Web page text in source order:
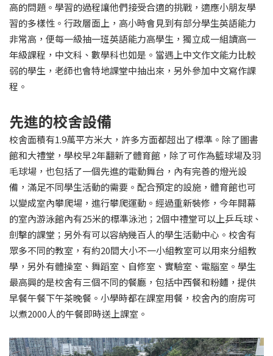
高的問題。學習的過程讓他們接受合適的挑戰，適應小朋友學
習的多樣性。行政層面上，高小時會見到有部分學生英語能力
非常高，便每一級抽一班英語能力高學生，獨立成一組讀高一
年級課程，中文科、數學科也如是。當遇上中文作文能力比較
弱的學生，老師也會特地課堂中抽出來，另外參加中文寫作課
程。
先進的校舍設備
校舍面積有1.9萬平方米大，許多方面都超出了標準。除了圖書
館和大禮堂，學校早2年翻新了體育館，除了可作為籃球場及羽
毛球場，也包括了一個先進的電動舞台，內有完善的燈光設
備，滿足不同學生活動的需要。配合預定的設施，體育館也可
以變成室內攀爬場，進行攀爬運動。經過重新裝修，今年開幕
的室內游泳館內有25米的標準泳池；2個中禮堂可以上乒乓球、
劍擊的課堂；另外有可以容納幾百人的學生活動中心。校舍有
眾多不同的教室，有約20間大小不一小組教室可以用來分組教
學，另外有體操室、舞蹈室、自修室、實驗室、電腦室。學生
最高興的是校舍有三個不同的餐廳，包括中西餐和粉麵，提供
早餐午餐下午茶晚餐。小學時都在課室用餐，校舍內的廚房可
以煮2000人的午餐即時送上課室。